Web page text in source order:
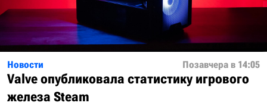
Новости Позавчера в 14:05
Valve опубликовала статистику игрового
железа Steam